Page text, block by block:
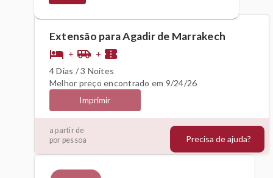
Extensão para Agadir de Marrakech
hotel + airport_shuttle + confirmation_number
4 Dias / 3 Noites
Melhor preço encontrado em 9/24/26
Imprimir
a partir de
por pessoa
419€
Precisa de ajuda?